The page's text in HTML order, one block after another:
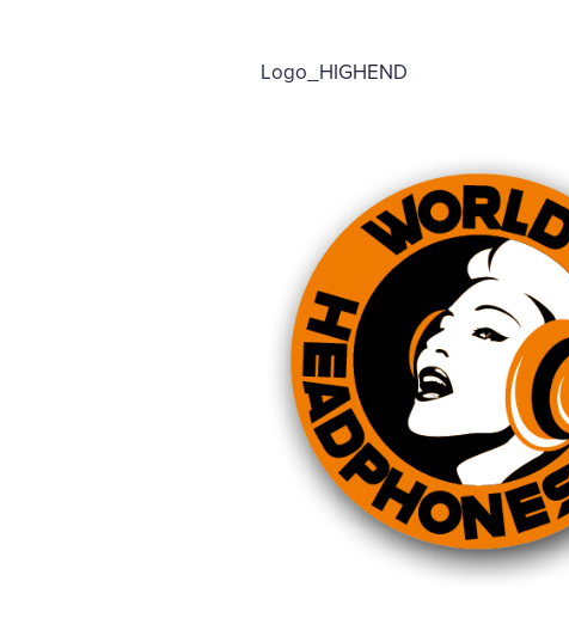
Logo_HIGHEND